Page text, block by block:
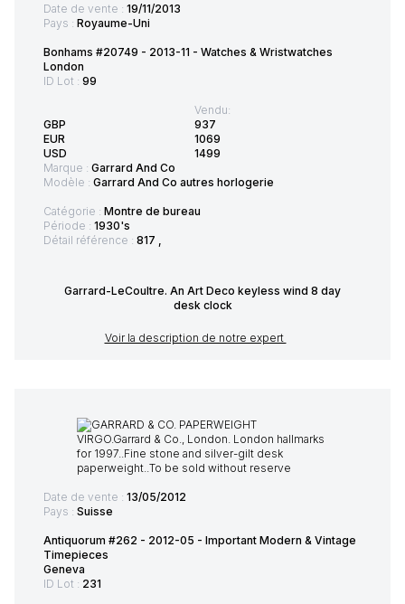
Date de vente : 19/11/2013
Pays : Royaume-Uni
Bonhams #20749 - 2013-11 - Watches & Wristwatches
London
ID Lot : 99
GBP
EUR
USD
Vendu:
937
1069
1499
Marque : Garrard And Co
Modèle : Garrard And Co autres horlogerie
Catégorie : Montre de bureau
Période : 1930's
Détail référence : 817 ,
Garrard-LeCoultre. An Art Deco keyless wind 8 day
desk clock
Voir la description de notre expert
Date de vente : 13/05/2012
Pays : Suisse
Antiquorum #262 - 2012-05 - Important Modern & Vintage
Timepieces
Geneva
ID Lot : 231